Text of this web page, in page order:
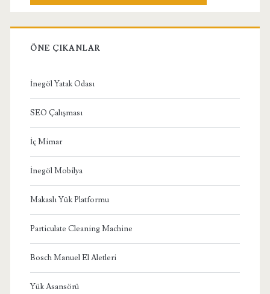
ÖNE ÇIKANLAR
İnegöl Yatak Odası
SEO Çalışması
İç Mimar
İnegöl Mobilya
Makaslı Yük Platformu
Particulate Cleaning Machine
Bosch Manuel El Aletleri
Yük Asansörü